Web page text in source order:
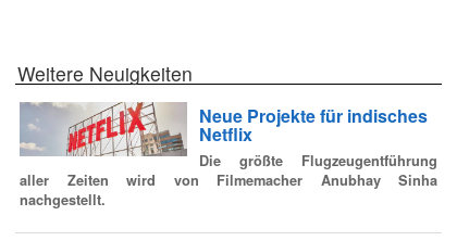
Weitere Neuigkeiten
Neue Projekte für indisches
Netflix
Die größte Flugzeugentführung
aller Zeiten wird von Filmemacher Anubhay Sinha
nachgestellt.